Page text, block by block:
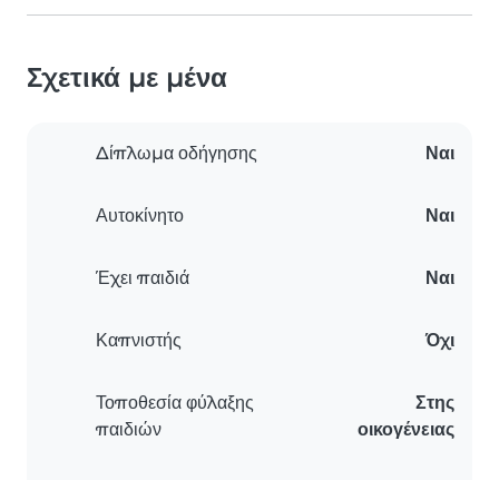
Σχετικά με μένα
Δίπλωμα οδήγησης Ναι
Αυτοκίνητο Ναι
Έχει παιδιά Ναι
Καπνιστής Όχι
Τοποθεσία φύλαξης
παιδιών
Στης
οικογένειας